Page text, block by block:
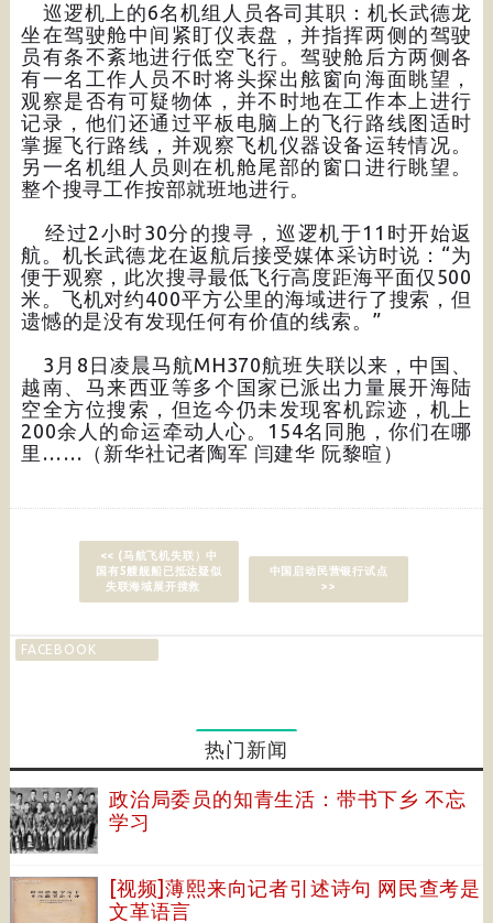
巡逻机上的6名机组人员各司其职：机长武德龙
坐在驾驶舱中间紧盯仪表盘，并指挥两侧的驾驶
员有条不紊地进行低空飞行。驾驶舱后方两侧各
有一名工作人员不时将头探出舷窗向海面眺望，
观察是否有可疑物体，并不时地在工作本上进行
记录，他们还通过平板电脑上的飞行路线图适时
掌握飞行路线，并观察飞机仪器设备运转情况。
另一名机组人员则在机舱尾部的窗口进行眺望。
整个搜寻工作按部就班地进行。
经过2小时30分的搜寻，巡逻机于11时开始返
航。机长武德龙在返航后接受媒体采访时说：“为
便于观察，此次搜寻最低飞行高度距海平面仅500
米。飞机对约400平方公里的海域进行了搜索，但
遗憾的是没有发现任何有价值的线索。”
3月8日凌晨马航MH370航班失联以来，中国、
越南、马来西亚等多个国家已派出力量展开海陆
空全方位搜索，但迄今仍未发现客机踪迹，机上
200余人的命运牵动人心。154名同胞，你们在哪
里……（新华社记者陶军 闫建华 阮黎暄）
<< (马航飞机失联）中
国有5艘舰船已抵达疑似
失联海域展开搜救
中国启动民营银行试点
>>
FACEBOOK
热门新闻
政治局委员的知青生活：带书下乡 不忘
学习
[视频]薄熙来向记者引述诗句 网民查考是
文革语言